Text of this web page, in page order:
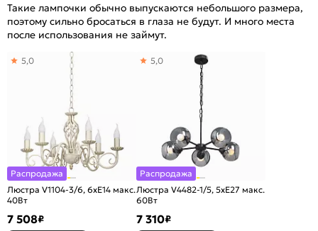
Такие лампочки обычно выпускаются небольшого размера,
поэтому сильно бросаться в глаза не будут. И много места
после использования не займут.
Распродажа
Люстра V1104-3/6, 6хE14 макс.
40Вт
5,0
7 508₽
Распродажа
Люстра V4482-1/5, 5хE27 макс.
60Вт
5,0
7 310₽